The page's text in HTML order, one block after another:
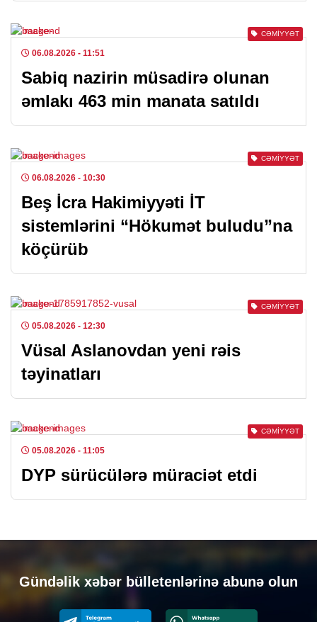
CƏMIYYƏT
06.08.2026 - 11:51
Sabiq nazirin müsadirə olunan
əmlakı 463 min manata satıldı
CƏMIYYƏT
06.08.2026 - 10:30
Beş İcra Hakimiyyəti İT
sistemlərini “Hökumət buludu”na
köçürüb
CƏMIYYƏT
05.08.2026 - 12:30
Vüsal Aslanovdan yeni rəis
təyinatları
CƏMIYYƏT
05.08.2026 - 11:05
DYP sürücülərə müraciət etdi
Gündəlik xəbər bülletenlərinə abunə olun